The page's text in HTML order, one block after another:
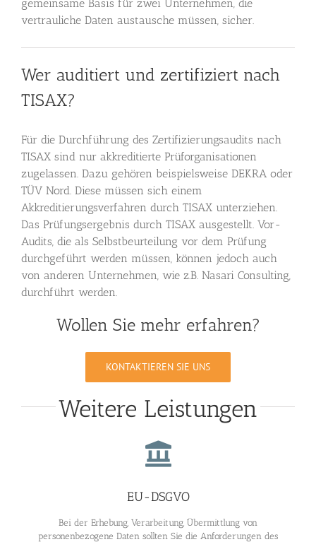
gemeinsame Basis für zwei Unternehmen, die
vertrauliche Daten austausche müssen, sicher.
Wer auditiert und zertifiziert nach
TISAX?
Für die Durchführung des Zertifizierungsaudits nach
TISAX sind nur akkreditierte Prüforganisationen
zugelassen. Dazu gehören beispielsweise DEKRA oder
TÜV Nord. Diese müssen sich einem
Akkreditierungsverfahren durch TISAX unterziehen.
Das Prüfungsergebnis durch TISAX ausgestellt. Vor-
Audits, die als Selbstbeurteilung vor dem Prüfung
durchgeführt werden müssen, können jedoch auch
von anderen Unternehmen, wie z.B. Nasari Consulting,
durchführt werden.
Wollen Sie mehr erfahren?
KONTAKTIEREN SIE UNS
Weitere Leistungen
EU-DSGVO
Bei der Erhebung, Verarbeitung, Übermittlung von
personenbezogene Daten sollten Sie die Anforderungen des